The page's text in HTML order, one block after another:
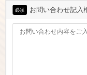
必須 お問い合わせ記入